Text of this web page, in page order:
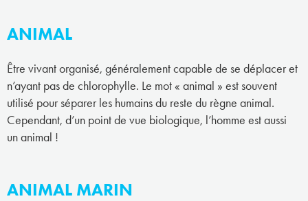
ANIMAL
Être vivant organisé, généralement capable de se déplacer et
n’ayant pas de chlorophylle. Le mot « animal » est souvent
utilisé pour séparer les humains du reste du règne animal.
Cependant, d’un point de vue biologique, l’homme est aussi
un animal !
ANIMAL MARIN